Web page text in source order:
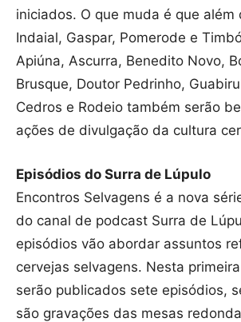
iniciados. O que muda é que além
Indaial, Gaspar, Pomerode e
Apiúna, Ascurra, Benedito Novo,
Brusque, Doutor Pedrinho,
Cedros e Rodeio também serão
ações de divulgação da cultura
Episódios do Surra de Lúpulo
Encontros Selvagens é a nova
do canal de podcast Surra de
episódios vão abordar assuntos
cervejas selvagens. Nesta
serão publicados sete episódios,
são gravações das mesas